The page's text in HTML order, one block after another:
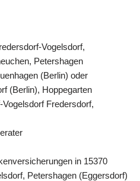
Vogelsdorf,
Petershagen
(Berlin) oder
(Berlin), Hoppegarten
Fredersdorf,
in 15370
Petershagen (Eggersdorf)